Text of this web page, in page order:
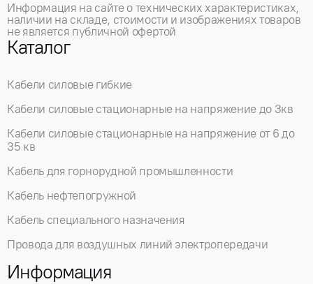
Информация на сайте о технических характеристиках,
наличии на складе, стоимости и изображениях товаров
не является публичной офертой
Каталог
Кабели силовые гибкие
Кабели силовые стационарные на напряжение до 3кв
Кабели силовые стационарные на напряжение от 6 до
35 кв
Кабель для горнорудной промышленности
Кабель нефтепогружной
Кабель специального назначения
Провода для воздушных линий электропередачи
Информация